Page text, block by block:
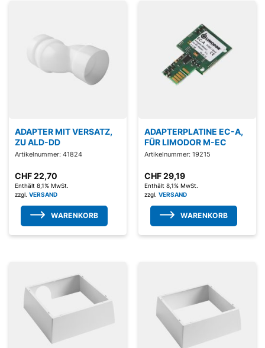
ADAPTER MIT VERSATZ,
ZU ALD-DD
Artikelnummer: 41824
CHF22,70
Enthält 8,1% MwSt.
zzgl. VERSAND
WARENKORB
ADAPTERPLATINE EC-A,
FÜR LIMODOR M-EC
Artikelnummer: 19215
CHF29,19
Enthält 8,1% MwSt.
zzgl. VERSAND
WARENKORB